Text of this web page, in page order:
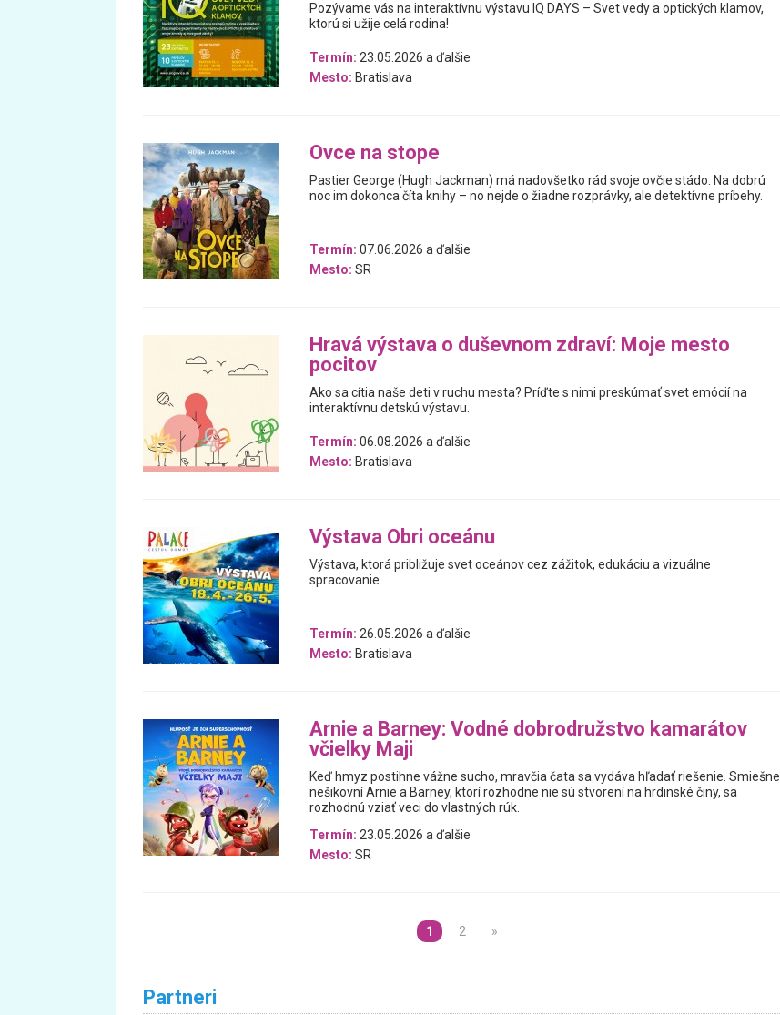
Pozývame vás na interaktívnu výstavu IQ DAYS – Svet vedy a optických klamov,
ktorú si užije celá rodina!
Termín: 23.05.2026 a ďalšie
Mesto: Bratislava
Ovce na stope
Pastier George (Hugh Jackman) má nadovšetko rád svoje ovčie stádo. Na dobrú
noc im dokonca číta knihy – no nejde o žiadne rozprávky, ale detektívne príbehy.
Termín: 07.06.2026 a ďalšie
Mesto: SR
Hravá výstava o duševnom zdraví: Moje mesto
pocitov
Ako sa cítia naše deti v ruchu mesta? Príďte s nimi preskúmať svet emócií na
interaktívnu detskú výstavu.
Termín: 06.08.2026 a ďalšie
Mesto: Bratislava
Výstava Obri oceánu
Výstava, ktorá približuje svet oceánov cez zážitok, edukáciu a vizuálne
spracovanie.
Termín: 26.05.2026 a ďalšie
Mesto: Bratislava
Arnie a Barney: Vodné dobrodružstvo kamarátov
včielky Maji
Keď hmyz postihne vážne sucho, mravčia čata sa vydáva hľadať riešenie. Smiešne
nešikovní Arnie a Barney, ktorí rozhodne nie sú stvorení na hrdinské činy, sa
rozhodnú vziať veci do vlastných rúk.
Termín: 23.05.2026 a ďalšie
Mesto: SR
1 2 »
Partneri